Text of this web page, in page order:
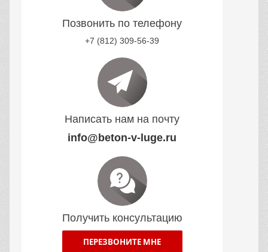
Позвонить по телефону
+7 (812) 309-56-39
Написать нам на почту
info@beton-v-luge.ru
Получить консультацию
ПЕРЕЗВОНИТЕ МНЕ